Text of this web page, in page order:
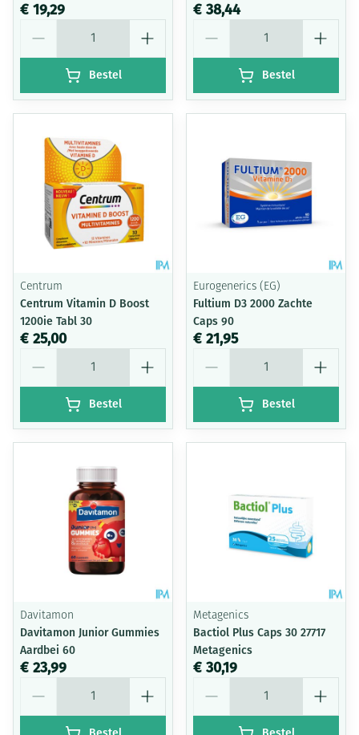
€ 19,29
Bestel
€ 38,44
Bestel
Centrum
Centrum Vitamin D Boost
1200ie Tabl 30
€ 25,00
Bestel
Eurogenerics (EG)
Fultium D3 2000 Zachte
Caps 90
€ 21,95
Bestel
Davitamon
Davitamon Junior Gummies
Aardbei 60
€ 23,99
Metagenics
Bactiol Plus Caps 30 27717
Metagenics
€ 30,19